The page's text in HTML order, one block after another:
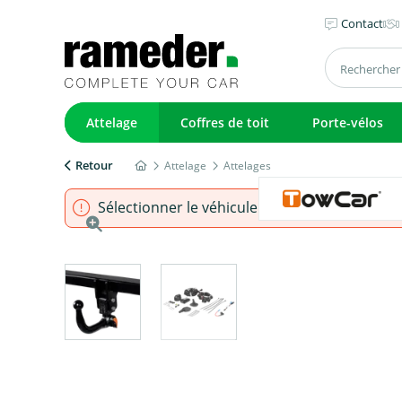
Contact
Attelage Coffres de toit Porte-vélos
Retour Attelage Attelages
Sélectionner le véhicule pour s'assurer que